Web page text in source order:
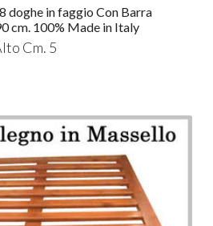
doghe in faggio Con Barra
cm. 100% Made in Italy
Cm. 5